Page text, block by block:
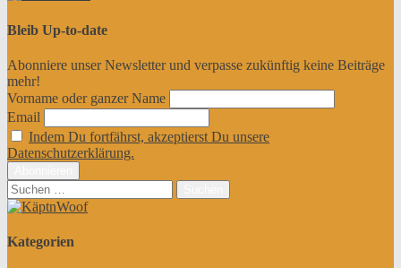
Bleib Up-to-date
Abonniere unser Newsletter und verpasse zukünftig keine Beiträge
mehr!
Vorname oder ganzer Name
Email
Indem Du fortfährst, akzeptierst Du unsere
Datenschutzerklärung.
Suchen
nach:
Kategorien